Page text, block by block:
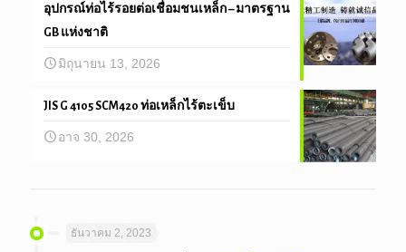
อุปกรณ์ท่อไร้รอยต่อเชื่อมชนเหล็ก – มาตรฐาน
GB แห่งชาติ
มิถุนายน 13, 2026
JIS G 4105 SCM420 ท่อเหล็กไร้ตะเข็บ
อาจ 30, 2026
ธันวาคม 2, 2023